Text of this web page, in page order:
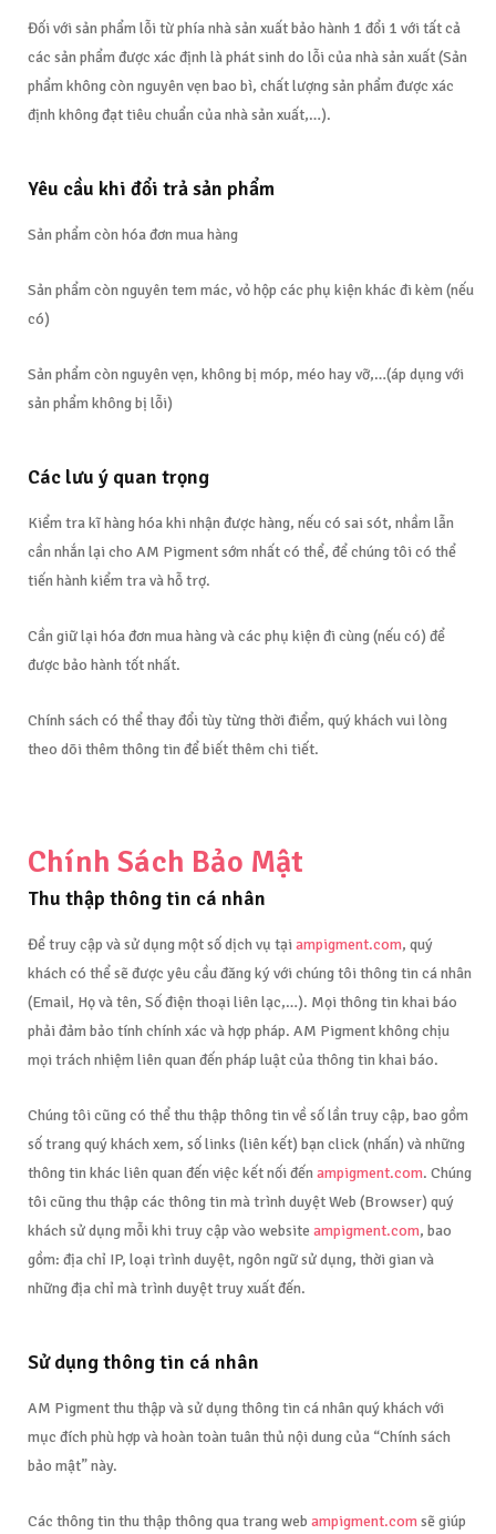
Đối với sản phẩm lỗi từ phía nhà sản xuất bảo hành 1 đổi 1 với tất cả
các sản phẩm được xác định là phát sinh do lỗi của nhà sản xuất (Sản
phẩm không còn nguyên vẹn bao bì, chất lượng sản phẩm được xác
định không đạt tiêu chuẩn của nhà sản xuất,…).
Yêu cầu khi đổi trả sản phẩm
Sản phẩm còn hóa đơn mua hàng
Sản phẩm còn nguyên tem mác, vỏ hộp các phụ kiện khác đi kèm (nếu
có)
Sản phẩm còn nguyên vẹn, không bị móp, méo hay vỡ,…(áp dụng với
sản phẩm không bị lỗi)
Các lưu ý quan trọng
Kiểm tra kĩ hàng hóa khi nhận được hàng, nếu có sai sót, nhầm lẫn
cần nhắn lại cho AM Pigment sớm nhất có thể, để chúng tôi có thể
tiến hành kiểm tra và hỗ trợ.
Cần giữ lại hóa đơn mua hàng và các phụ kiện đi cùng (nếu có) để
được bảo hành tốt nhất.
Chính sách có thể thay đổi tùy từng thời điểm, quý khách vui lòng
theo dõi thêm thông tin để biết thêm chi tiết.
Chính Sách Bảo Mật
Thu thập thông tin cá nhân
Để truy cập và sử dụng một số dịch vụ tại ampigment.com, quý
khách có thể sẽ được yêu cầu đăng ký với chúng tôi thông tin cá nhân
(Email, Họ và tên, Số điện thoại liên lạc,…). Mọi thông tin khai báo
phải đảm bảo tính chính xác và hợp pháp. AM Pigment không chịu
mọi trách nhiệm liên quan đến pháp luật của thông tin khai báo.
Chúng tôi cũng có thể thu thập thông tin về số lần truy cập, bao gồm
số trang quý khách xem, số links (liên kết) bạn click (nhấn) và những
thông tin khác liên quan đến việc kết nối đếnampigment.com. Chúng
tôi cũng thu thập các thông tin mà trình duyệt Web (Browser) quý
khách sử dụng mỗi khi truy cập vào website ampigment.com, bao
gồm: địa chỉ IP, loại trình duyệt, ngôn ngữ sử dụng, thời gian và
những địa chỉ mà trình duyệt truy xuất đến.
Sử dụng thông tin cá nhân
AM Pigment thu thập và sử dụng thông tin cá nhân quý khách với
mục đích phù hợp và hoàn toàn tuân thủ nội dung của “Chính sách
bảo mật” này.
Các thông tin thu thập thông qua trang web ampigment.comsẽ giúp